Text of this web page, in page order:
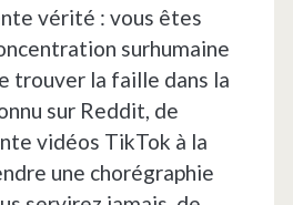
vérité : vous êtes
surhumaine
trouver la faille dans la
sur Reddit, de
vidéos TikTok à la
une chorégraphie